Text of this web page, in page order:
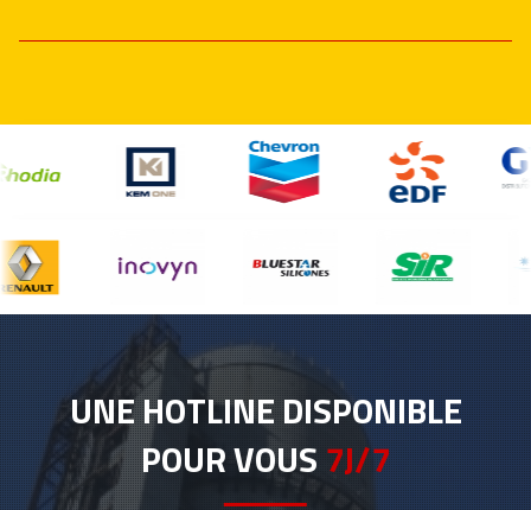
UNE HOTLINE DISPONIBLE
POUR VOUS 7J/7